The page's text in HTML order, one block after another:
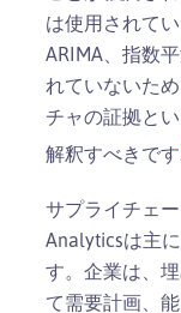
は使用されて
ARIMA、指数
れていないた
チャの証拠と
解釈すべきで
サプライチェ
Analyticsは主に
す。企業は、
て需要計画、